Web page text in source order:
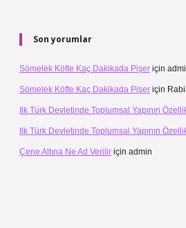
Son yorumlar
Sömelek Köfte Kaç Dakikada Pişer için
Sömelek Köfte Kaç Dakikada Pişer için
Ilk Türk Devletinde Toplumsal Yapının
Ilk Türk Devletinde Toplumsal Yapının
Çene Altına Ne Ad Verilir için admin